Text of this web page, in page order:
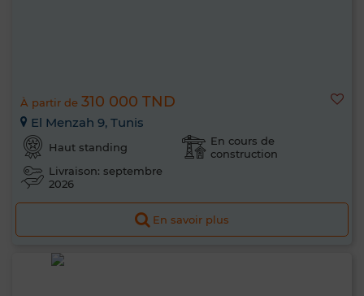
À partir de 310 000 TND
El Menzah 9, Tunis
Haut standing
En cours de
construction
Livraison: septembre
2026
En savoir plus